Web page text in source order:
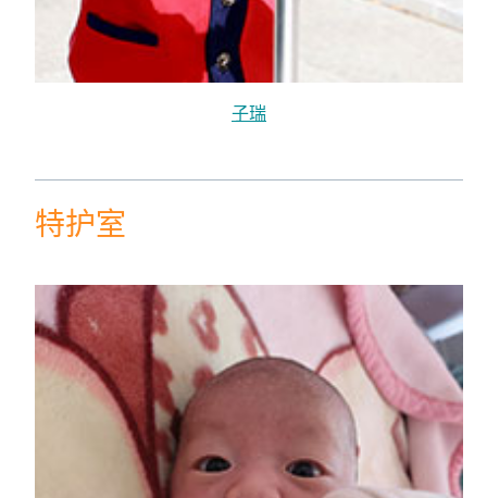
子瑞
特护室